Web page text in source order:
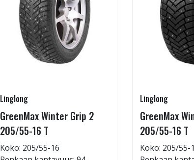
Linglong
GreenMax Winter Grip 2
205/55-16 T
Koko: 205/55-16
Linglong
GreenMax
205/55-16 T
Koko: 205/55-